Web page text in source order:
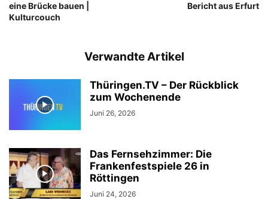
eine Brücke bauen |
Kulturcouch
Bericht aus Erfurt
Verwandte Artikel
Thüringen.TV – Der Rückblick
zum Wochenende
Juni 26, 2026
Das Fernsehzimmer: Die
Frankenfestspiele 26 in
Röttingen
Juni 24, 2026